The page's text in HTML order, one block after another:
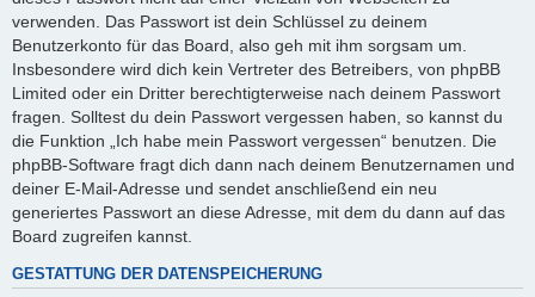
verwenden. Das Passwort ist dein Schlüssel zu deinem
Benutzerkonto für das Board, also geh mit ihm sorgsam um.
Insbesondere wird dich kein Vertreter des Betreibers, von phpBB
Limited oder ein Dritter berechtigterweise nach deinem Passwort
fragen. Solltest du dein Passwort vergessen haben, so kannst du
die Funktion „Ich habe mein Passwort vergessen“ benutzen. Die
phpBB-Software fragt dich dann nach deinem Benutzernamen und
deiner E-Mail-Adresse und sendet anschließend ein neu
generiertes Passwort an diese Adresse, mit dem du dann auf das
Board zugreifen kannst.
GESTATTUNG DER DATENSPEICHERUNG